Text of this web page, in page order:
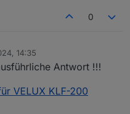
0
14:35
Antwort !!!
VELUX KLF-200